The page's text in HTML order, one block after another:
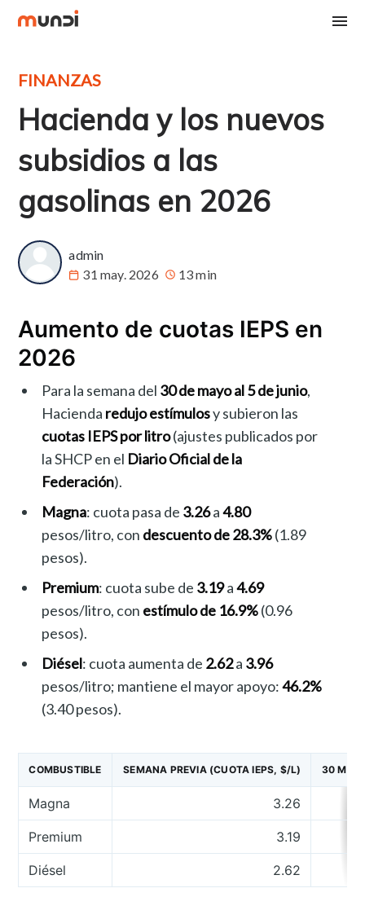
FINANZAS
Hacienda y los nuevos
subsidios a las
gasolinas en 2026
admin
31 may. 2026
13 min
Aumento de cuotas IEPS en
2026
Para la semana del 30 de mayo al 5 de junio,
Hacienda redujo estímulosy subieron las
cuotas IEPS por litro(ajustes publicados por
la SHCP en el Diario Oficial de la
Federación).
Magna: cuota pasa de 3.26a4.80
pesos/litro, con descuento de 28.3%(1.89
pesos).
Premium: cuota sube de 3.19a4.69
pesos/litro, con estímulo de 16.9%(0.96
pesos).
Diésel: cuota aumenta de 2.62a 3.96
pesos/litro; mantiene el mayor apoyo:46.2%
(3.40 pesos).
COMBUSTIBLE SEMANA PREVIA (CUOTA IEPS, $/L) 30
Magna 3.26
Premium 3.19
Diésel 2.62